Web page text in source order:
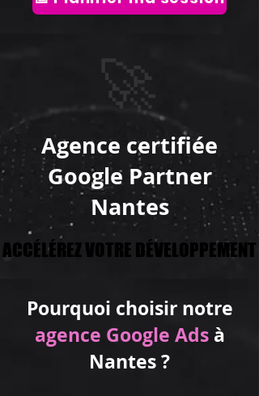
🚀
Agence certifiée
Google Partner
Nantes
ACCÉLÉREZ VOTRE DÉVELOPPEMENT
ACCÉLÉREZ VOTRE DÉVELOPPEMENT
Pourquoi choisir notre
agence Google Adsà
Nantes ?